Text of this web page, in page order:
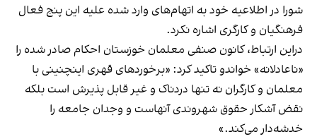
شورا در اطلاعیه خود به اتهام‌های وارد شده علیه این پنج فعال
فرهنگیان و کارگری اشاره نکرد.
دراین ارتباط، کانون صنفی معلمان خوزستان احکام صادر شده را
«ناعادلانه‌» خواندو تاکید کرد: «برخوردهای قهری اینچنینی با
معلمان و کارگران نه تنها دردناک و غیر قابل پذیرش است بلکه
نقض آشکار حقوق شهروندی آنهاست و وجدان جامعه را
خدشه‌دار می‌کند.»